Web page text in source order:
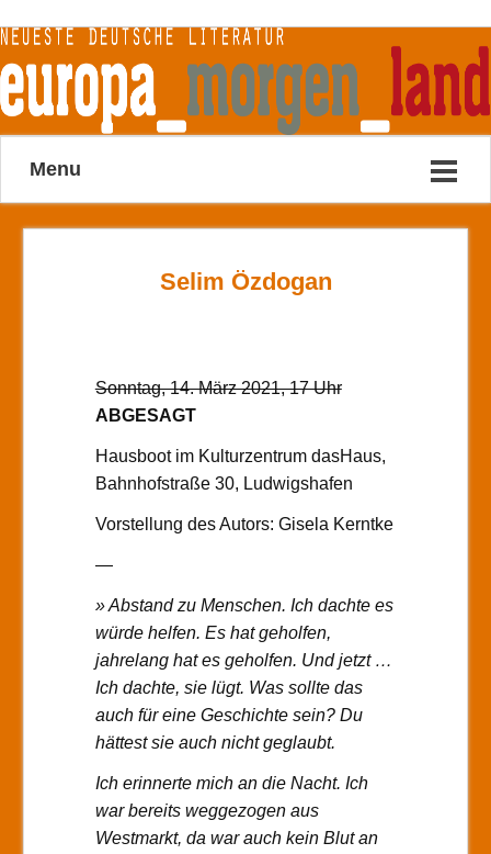
Menu
Selim Özdogan
Sonntag, 14. März 2021, 17 Uhr
ABGESAGT
Hausboot im Kulturzentrum dasHaus,
Bahnhofstraße 30, Ludwigshafen
Vorstellung des Autors: Gisela Kerntke
—
» Abstand zu Menschen. Ich dachte es
würde helfen. Es hat geholfen,
jahrelang hat es geholfen. Und jetzt …
Ich dachte, sie lügt. Was sollte das
auch für eine Geschichte sein? Du
hättest sie auch nicht geglaubt.
Ich erinnerte mich an die Nacht. Ich
war bereits weggezogen aus
Westmarkt, da war auch kein Blut an